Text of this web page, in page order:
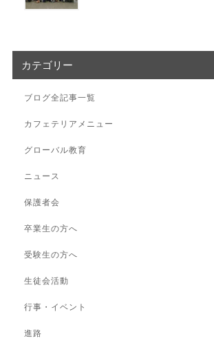
カテゴリー
ブログ全記事一覧
カフェテリアメニュー
グローバル教育
ニュース
保護者会
卒業生の方へ
受験生の方へ
生徒会活動
行事・イベント
進路